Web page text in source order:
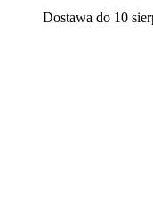
Dostawa do 10